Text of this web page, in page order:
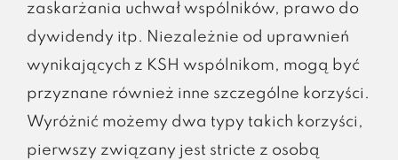
zaskarżania uchwał wspólników, prawo do
dywidendy itp. Niezależnie od uprawnień
wynikających z KSH wspólnikom, mogą być
przyznane również inne szczególne korzyści.
Wyróżnić możemy dwa typy takich korzyści,
pierwszy związany jest stricte z osobą